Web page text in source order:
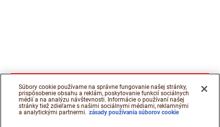
Súbory cookie používame na správne fungovanie našej stránky,
prispôsobenie obsahu a reklám, poskytovanie funkcií sociálnych
médií a na analýzu návštevnosti. Informácie o používaní našej
stránky tiež zdieľame s našimi sociálnymi médiami, reklamnými
a analytickými partnermi. zásady používania súborov cookie